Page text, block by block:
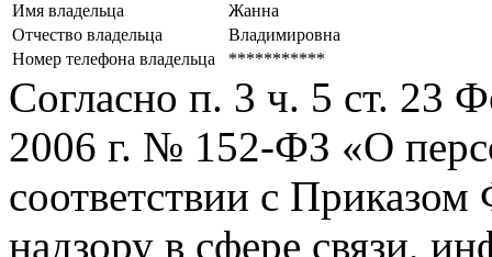
Имя владельца
Жанна
Отчество владельца
Владимировна
Номер телефона владельца
***********
Согласно п. 3 ч. 5 ст. 23
2006 г. № 152-ФЗ «О
соответствии с
надзору в сфере связи,